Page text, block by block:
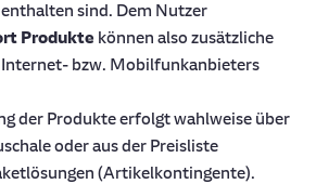
sind. Dem Nutzer
Produkte können also zusätzliche
Internet- bzw. Mobilfunkanbieters
der Produkte erfolgt wahlweise über
oder aus der Preisliste
(Artikelkontingente).